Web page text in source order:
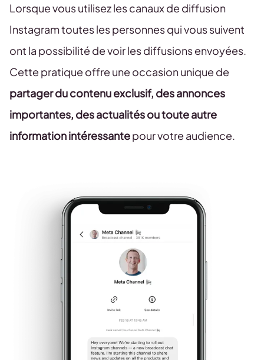
Lorsque vous utilisez les canaux de diffusion
Instagram toutes les personnes qui vous suivent
ont la possibilité de voir les diffusions envoyées.
Cette pratique offre une occasion unique de
partager du contenu exclusif, des annonces
importantes, des actualités ou toute autre
information intéressantepour votre audience.